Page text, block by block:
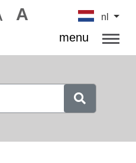
A nl
menu